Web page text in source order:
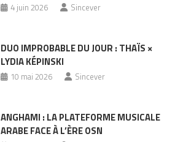
4 juin 2026 Sincever
DUO IMPROBABLE DU JOUR : THAÏS ×
LYDIA KÉPINSKI
10 mai 2026 Sincever
ANGHAMI : LA PLATEFORME MUSICALE
ARABE FACE À L’ÈRE OSN